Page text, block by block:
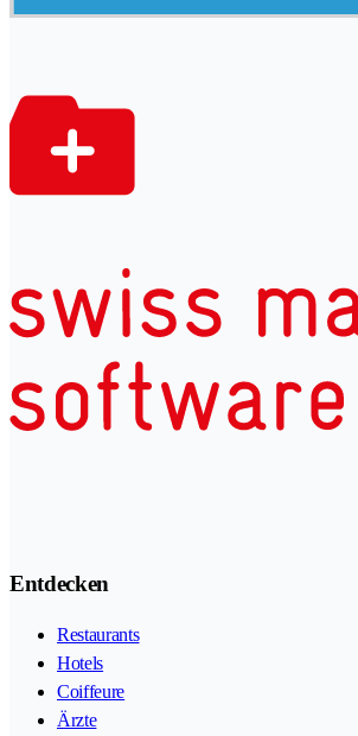
Entdecken
Restaurants
Hotels
Coiffeure
Ärzte